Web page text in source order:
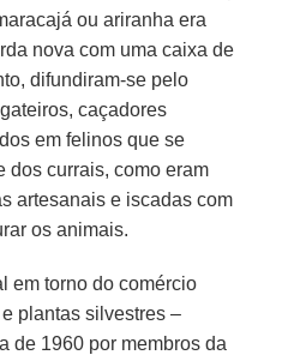
ou ariranha era
nova com uma caixa de
difundiram-se pelo
caçadores
em felinos que se
dos currais, como eram
artesanais e iscadas com
os animais.
em torno do comércio
plantas silvestres –
de 1960 por membros da